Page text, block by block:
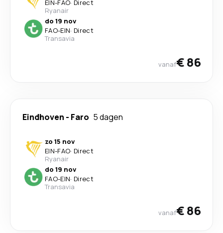
EIN-FAO· Direct
Ryanair
do 19 nov
FAO-EIN· Direct
Transavia
vanaf€ 86
Eindhoven - Faro 5 dagen
zo 15 nov
EIN-FAO· Direct
Ryanair
do 19 nov
FAO-EIN· Direct
Transavia
vanaf€ 86